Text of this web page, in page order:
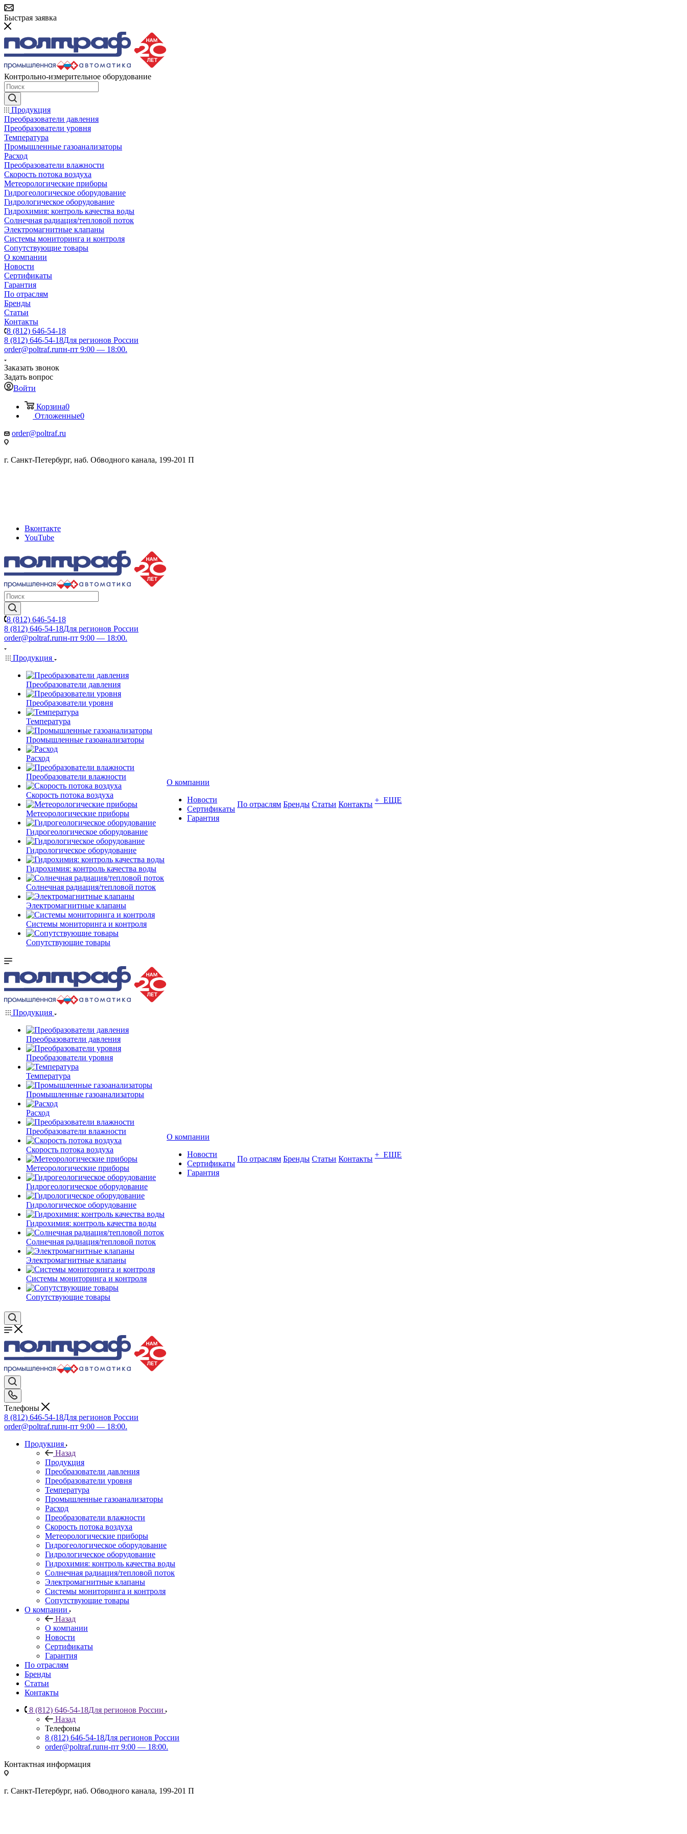
Быстрая заявка
Контрольно-измерительное оборудование
Продукция
Преобразователи давления
Преобразователи уровня
Температура
Промышленные газоанализаторы
Расход
Преобразователи влажности
Скорость потока воздуха
Метеорологические приборы
Гидрогеологическое оборудование
Гидрологическое оборудование
Гидрохимия: контроль качества воды
Солнечная радиация/тепловой поток
Электромагнитные клапаны
Системы мониторинга и контроля
Сопутствующие товары
О компании
Новости
Сертификаты
Гарантия
По отраслям
Бренды
Статьи
Контакты
8 (812) 646-54-18
8 (812) 646-54-18Для регионов России
order@poltraf.ruпн-пт 9:00 — 18:00.
Заказать звонок
Задать вопрос
Войти
Корзина0
Отложенные0
order@poltraf.ru
г. Санкт-Петербург, наб. Обводного канала, 199-201 П
Вконтакте
YouTube
8 (812) 646-54-18
8 (812) 646-54-18Для регионов России
order@poltraf.ruпн-пт 9:00 — 18:00.
Продукция
Преобразователи давления
Преобразователи уровня
Температура
Промышленные газоанализаторы
Расход
Преобразователи влажности
Скорость потока воздуха
Метеорологические приборы
Гидрогеологическое оборудование
Гидрологическое оборудование
Гидрохимия: контроль качества воды
Солнечная радиация/тепловой поток
Электромагнитные клапаны
Системы мониторинга и контроля
Сопутствующие товары
О компании
Новости
Сертификаты
Гарантия
По отраслям Бренды Статьи Контакты + ЕЩЕ
Продукция
Преобразователи давления
Преобразователи уровня
Температура
Промышленные газоанализаторы
Расход
Преобразователи влажности
Скорость потока воздуха
Метеорологические приборы
Гидрогеологическое оборудование
Гидрологическое оборудование
Гидрохимия: контроль качества воды
Солнечная радиация/тепловой поток
Электромагнитные клапаны
Системы мониторинга и контроля
Сопутствующие товары
О компании
Новости
Сертификаты
Гарантия
По отраслям Бренды Статьи Контакты + ЕЩЕ
Телефоны
8 (812) 646-54-18Для регионов России
order@poltraf.ruпн-пт 9:00 — 18:00.
Продукция
Назад
Продукция
Преобразователи давления
Преобразователи уровня
Температура
Промышленные газоанализаторы
Расход
Преобразователи влажности
Скорость потока воздуха
Метеорологические приборы
Гидрогеологическое оборудование
Гидрологическое оборудование
Гидрохимия: контроль качества воды
Солнечная радиация/тепловой поток
Электромагнитные клапаны
Системы мониторинга и контроля
Сопутствующие товары
О компании
Назад
О компании
Новости
Сертификаты
Гарантия
По отраслям
Бренды
Статьи
Контакты
8 (812) 646-54-18Для регионов России
Назад
Телефоны
8 (812) 646-54-18Для регионов России
order@poltraf.ruпн-пт 9:00 — 18:00.
Контактная информация
г. Санкт-Петербург, наб. Обводного канала, 199-201 П